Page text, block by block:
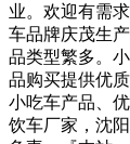
业。欢迎有需
车品牌庆茂生
品类型繁多。
品购买提供优
小吃车产品、
饮车厂家，沈